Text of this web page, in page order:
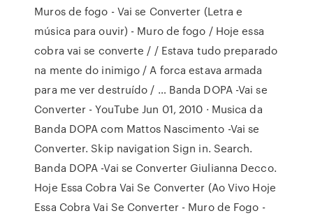
Muros de fogo - Vai se Converter (Letra e
música para ouvir) - Muro de fogo / Hoje essa
cobra vai se converte / / Estava tudo preparado
na mente do inimigo / A forca estava armada
para me ver destruído / … Banda DOPA -Vai se
Converter - YouTube Jun 01, 2010 · Musica da
Banda DOPA com Mattos Nascimento -Vai se
Converter. Skip navigation Sign in. Search.
Banda DOPA -Vai se Converter Giulianna Decco.
Hoje Essa Cobra Vai Se Converter (Ao Vivo Hoje
Essa Cobra Vai Se Converter - Muro de Fogo -